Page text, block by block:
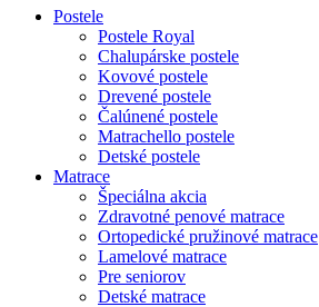
Postele
Postele Royal
Chalupárske postele
Kovové postele
Drevené postele
Čalúnené postele
Matrachello postele
Detské postele
Matrace
Špeciálna akcia
Zdravotné penové matrace
Ortopedické pružinové matrace
Lamelové matrace
Pre seniorov
Detské matrace